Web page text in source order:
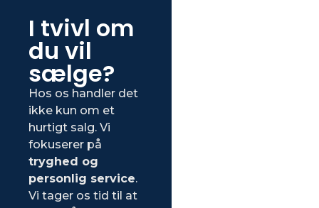
I tvivl om
du vil
sælge?
Hos os handler det
ikke kun om et
hurtigt salg. Vi
fokuserer på
tryghed og
personlig service.
Vi tager os tid til at